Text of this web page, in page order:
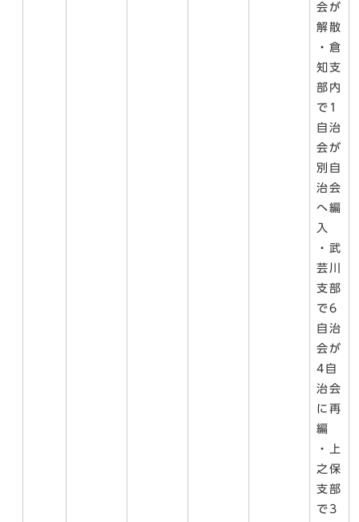
会が
解散
・倉
知支
部内
で1
自治
会が
別自
治会
へ編
入
・武
芸川
支部
で6
自治
会が
4自
治会
に再
編
・上
之保
支部
で3